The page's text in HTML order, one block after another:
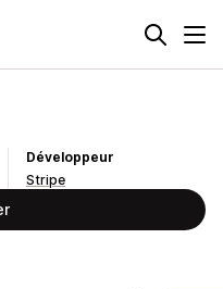
Développeur
Stripe